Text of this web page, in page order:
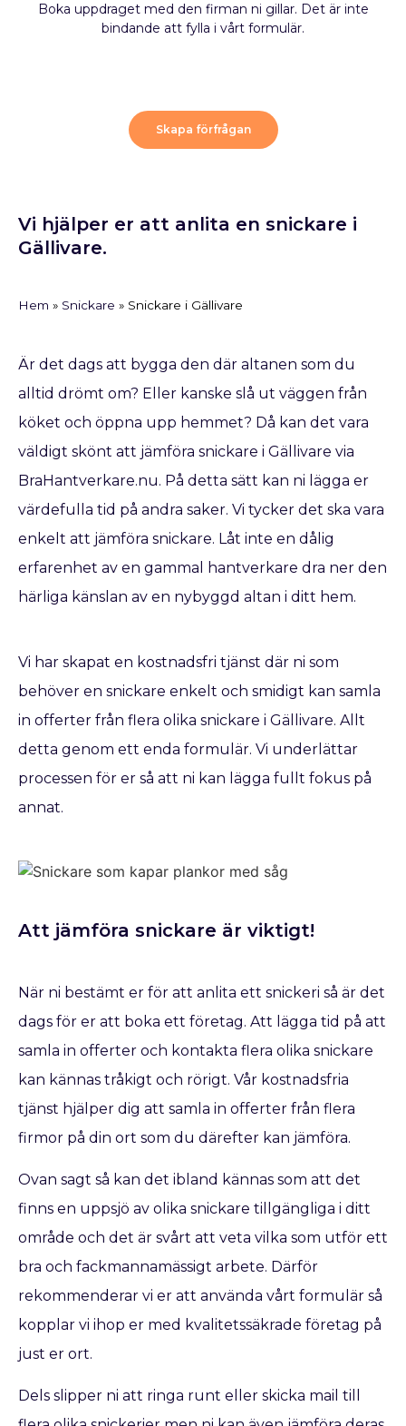
Boka uppdraget med den firman ni gillar. Det är inte
bindande att fylla i vårt formulär.
Skapa förfrågan
Vi hjälper er att anlita en snickare i
Gällivare.
Hem » Snickare » Snickare i Gällivare
Är det dags att bygga den där altanen som du
alltid drömt om? Eller kanske slå ut väggen från
köket och öppna upp hemmet? Då kan det vara
väldigt skönt att jämföra snickare i Gällivare via
BraHantverkare.nu. På detta sätt kan ni lägga er
värdefulla tid på andra saker. Vi tycker det ska vara
enkelt att jämföra snickare. Låt inte en dålig
erfarenhet av en gammal hantverkare dra ner den
härliga känslan av en nybyggd altan i ditt hem.
Vi har skapat en kostnadsfri tjänst där ni som
behöver en snickare enkelt och smidigt kan samla
in offerter från flera olika snickare i Gällivare. Allt
detta genom ett enda formulär. Vi underlättar
processen för er så att ni kan lägga fullt fokus på
annat.
Att jämföra snickare är viktigt!
När ni bestämt er för att anlita ett snickeri så är det
dags för er att boka ett företag. Att lägga tid på att
samla in offerter och kontakta flera olika snickare
kan kännas tråkigt och rörigt. Vår kostnadsfria
tjänst hjälper dig att samla in offerter från flera
firmor på din ort som du därefter kan jämföra.
Ovan sagt så kan det ibland kännas som att det
finns en uppsjö av olika snickare tillgängliga i ditt
område och det är svårt att veta vilka som utför ett
bra och fackmannamässigt arbete. Därför
rekommenderar vi er att använda vårt formulär så
kopplar vi ihop er med kvalitetssäkrade företag på
just er ort.
Dels slipper ni att ringa runt eller skicka mail till